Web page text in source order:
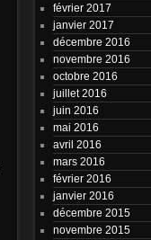
février 2017
janvier 2017
décembre 2016
novembre 2016
octobre 2016
juillet 2016
juin 2016
mai 2016
avril 2016
mars 2016
février 2016
janvier 2016
décembre 2015
novembre 2015